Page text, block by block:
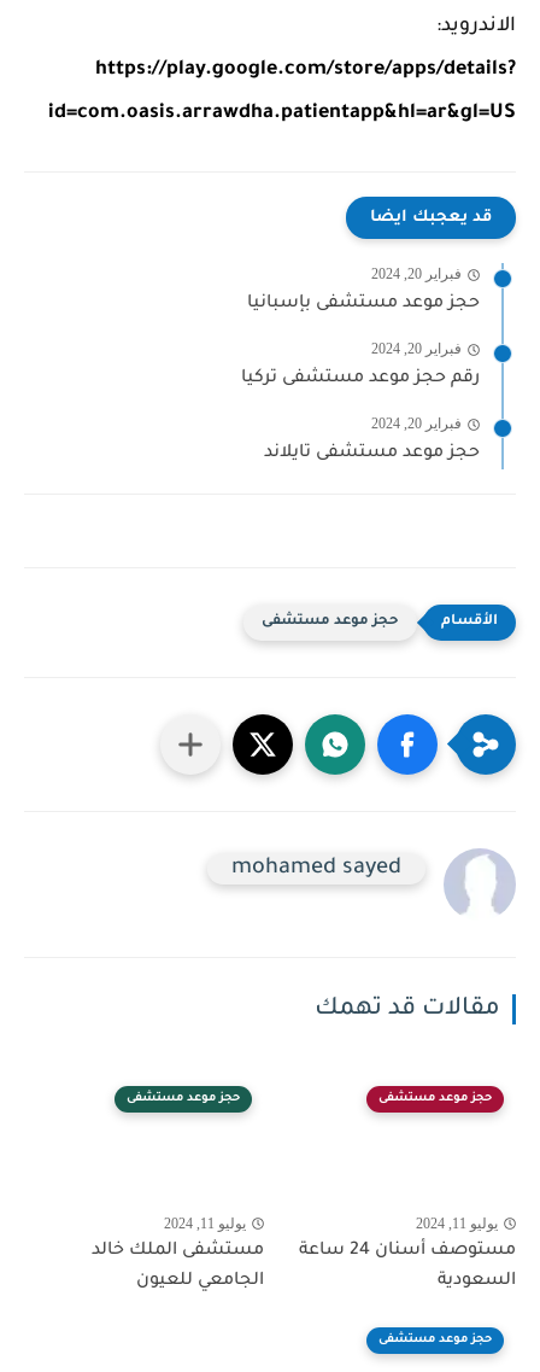
الاندرويد:
https://play.google.com/store/apps/details?
id=com.oasis.arrawdha.patientapp&hl=ar&gl=US
قد يعجبك ايضا
فبراير 20, 2024
حجز موعد مستشفى بإسبانيا
فبراير 20, 2024
رقم حجز موعد مستشفى تركيا
فبراير 20, 2024
حجز موعد مستشفى تايلاند
حجز موعد مستشفى
mohamed sayed
مقالات قد تهمك
حجز موعد مستشفى
يوليو 11, 2024
مستوصف أسنان 24 ساعة
السعودية
حجز موعد مستشفى
يوليو 11, 2024
مستشفى الملك خالد
الجامعي للعيون
حجز موعد مستشفى